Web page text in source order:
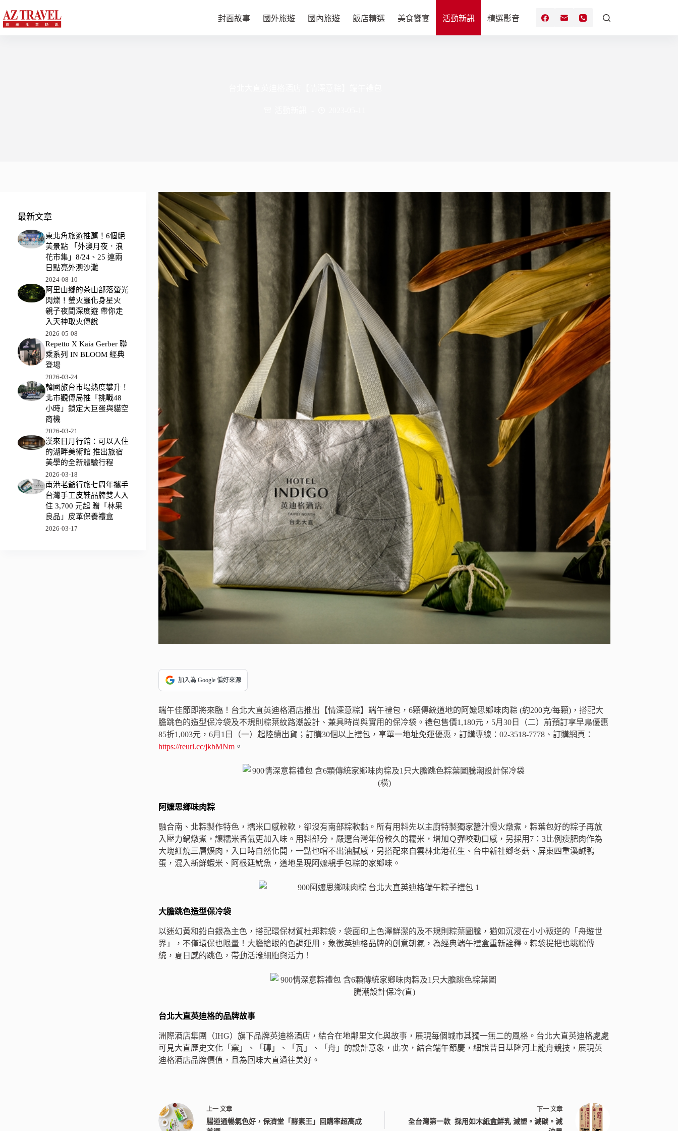
至
主
封面故事 國外旅遊 國內旅遊 飯店精選 美食饗宴 活動新訊 精選影音
加入為 Google 偏好來源
端午佳節即將來臨！台北大直英迪格酒店推出【情深意粽】端午禮包，6顆傳統道地的阿嬤思鄉味肉粽 (約200克/每顆)，搭配大
膽跳色的造型保冷袋及不規則粽葉紋路潮設計、兼具時尚與實用的保冷袋。禮包售價1,180元，5月30日（二）前預訂享早鳥優惠
85折1,003元，6月1日（一）起陸續出貨；訂購30個以上禮包，享單一地址免運優惠，訂購專線：02-3518-7778、訂購網頁：
https://reurl.cc/jkbMNm 。
阿嬤思鄉味肉粽
融合南、北粽製作特色，糯米口感較軟，卻沒有南部粽軟黏。所有用料先以主廚特製獨家醬汁慢火燉煮，粽葉包好的粽子再放
入壓力鍋燉煮，讓糯米香氣更加入味。用料部分，嚴選台灣年份較久的糯米，增加Ｑ彈咬勁口感，另採用7：3比例瘦肥肉作為
大塊紅燒三層爌肉，入口時自然化開，一點也嚐不出油膩感，另搭配來自雲林北港花生、台中新社鄉冬菇、屏東四重溪鹹鴨
蛋，混入新鮮蝦米、阿根廷魷魚，道地呈現阿嬤親手包粽的家鄉味。
大膽跳色造型保冷袋
以迷幻黃和鉛白銀為主色，搭配環保材質杜邦粽袋，袋面印上色澤鮮潔的及不規則粽葉圖騰，猶如沉浸在小小叛逆的「舟遊世
界」，不僅環保也限量！大膽搶眼的色調運用，象徵英迪格品牌的創意朝氣，為經典端午禮盒重新詮釋。粽袋提把也跳脫傳
統，夏日感的跳色，帶動活潑細胞與活力！
台北大直英迪格的品牌故事
洲際酒店集團（IHG）旗下品牌英迪格酒店，結合在地鄰里文化與故事，展現每個城市其獨一無二的風格。台北大直英迪格處處
可見大直歷史文化「窯」、「磚」、「瓦」、「舟」的設計意象，此次，結合端午節慶，細說昔日基隆河上龍舟競技，展現英
迪格酒店品牌價值，且為回味大直過往美好。
上一文章
腸道通暢氣色好，保濟堂「酵素王」回購率超高成
下一 文章
全台灣第一款 採用如木紙盒鮮乳 減塑。減碳。減
最新文章
東北角旅遊推薦！6個絕
美景點 「外澳月夜．浪
花市集」8/24、25 連兩
日點亮外澳沙灘
2024-08-10
阿里山鄉的茶山部落螢光
閃爍！螢火蟲化身星火
親子夜間深度遊 帶你走
入天神取火傳說
2026-05-08
Repetto X Kaia Gerber 聯
乘系列 IN BLOOM 經典
登場
2026-03-24
韓國旅台市場熱度攀升！
北市觀傳局推「挑戰48
小時」鎖定大巨蛋與貓空
商機
2026-03-21
漢來日月行館：可以入住
的湖畔美術館 推出旅宿
美學的全新體驗行程
2026-03-18
南港老爺行旅七周年攜手
台灣手工皮鞋品牌雙人入
住 3,700 元起 贈「林果
良品」皮革保養禮盒
2026-03-17